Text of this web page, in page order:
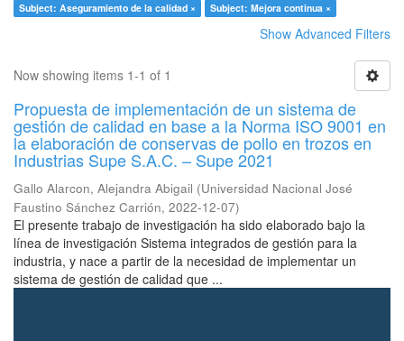
Subject: Aseguramiento de la calidad × Subject: Mejora continua ×
Show Advanced Filters
Now showing items 1-1 of 1
Propuesta de implementación de un sistema de
gestión de calidad en base a la Norma ISO 9001 en
la elaboración de conservas de pollo en trozos en
Industrias Supe S.A.C. – Supe 2021
Gallo Alarcon, Alejandra Abigail (Universidad Nacional José
Faustino Sánchez Carrión, 2022-12-07)
El presente trabajo de investigación ha sido elaborado bajo la
línea de investigación Sistema integrados de gestión para la
industria, y nace a partir de la necesidad de implementar un
sistema de gestión de calidad que ...